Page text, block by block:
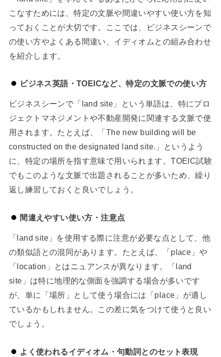
こなすためには、特定の文脈や間違いやすい使い方を知
っておくことが大切です。ここでは、ビジネスシーンで
の使い方やよくある間違い、イディオムとの組み合わせ
を紹介します。
ビジネス英語・TOEICなど、特定の文脈での使い方
ビジネスシーンで「land site」という単語は、特にプロ
ジェクトマネジメントや不動産開発に関連する文脈で使
用されます。たとえば、「The new building will be
constructed on the designated land site.」というよう
に、特定の場所を指す意味で用いられます。TOEIC試験
でもこのような文脈で出題されることが多いため、繰り
返し練習しておくと良いでしょう。
間違えやすい使い方・注意点
「land site」を使用する際に注意が必要な点として、他
の類似語との混同があります。たとえば、「place」や
「location」とはニュアンスが異なります。「land
site」は特に地理的な側面を強調する場合が多いです
が、単に「場所」として使う場合には「place」が適し
ているかもしれません。この差に気をつけて使うと良い
でしょう。
よく使われるイディオム・句動詞とのセット表現